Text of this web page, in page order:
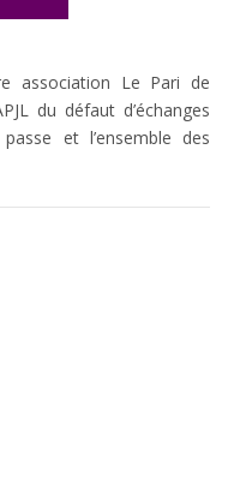
association Le Pari de
du défaut d’échanges
et l’ensemble des